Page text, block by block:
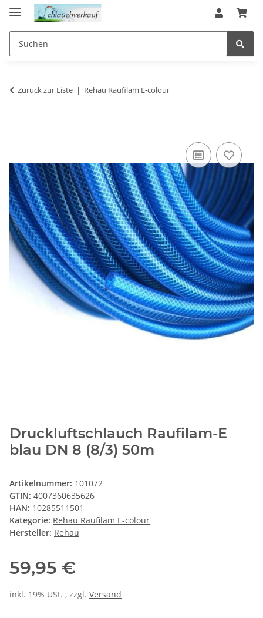
Zurück zur Liste Rehau Raufilam E-colour
Druckluftschlauch Raufilam-E
blau DN 8 (8/3) 50m
Artikelnummer: 101072
GTIN: 4007360635626
HAN: 10285511501
Kategorie: Rehau Raufilam E-colour
Hersteller: Rehau
59,95 €
inkl. 19% USt. , zzgl. Versand